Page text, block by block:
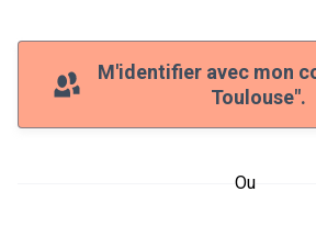
M'identifier avec mon
Toulouse".
Ou